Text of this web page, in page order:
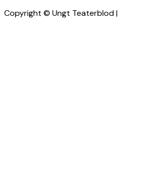
Copyright © Ungt Teaterblod |